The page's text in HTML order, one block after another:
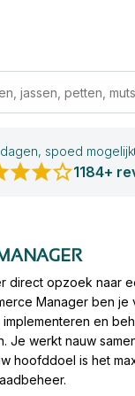
spoed mogelijk
1184+
direct opzoek naar
Manager ben
en
Je werkt nauw
hoofddoel is het